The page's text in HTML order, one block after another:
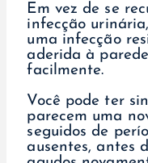
Em vez de se
infecção
uma infecção
aderida à
facilmente.
Você pode ter
parecem uma
seguidos de
ausentes, antes